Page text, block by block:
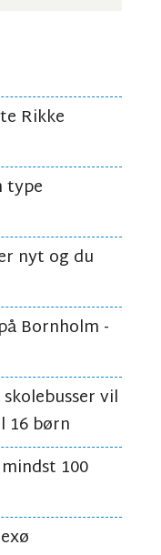
Rikke
type
nyt og du
Bornholm -
vil
16 børn
100